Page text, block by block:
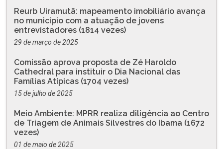
Reurb Uiramutã: mapeamento imobiliário avança
no município com a atuação de jovens
entrevistadores (1814 vezes)
29 de março de 2025
Comissão aprova proposta de Zé Haroldo
Cathedral para instituir o Dia Nacional das
Famílias Atípicas (1704 vezes)
15 de julho de 2025
Meio Ambiente: MPRR realiza diligência ao Centro
de Triagem de Animais Silvestres do Ibama (1672
vezes)
01 de maio de 2025